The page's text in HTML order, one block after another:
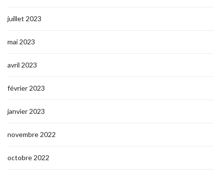
juillet 2023
mai 2023
avril 2023
février 2023
janvier 2023
novembre 2022
octobre 2022